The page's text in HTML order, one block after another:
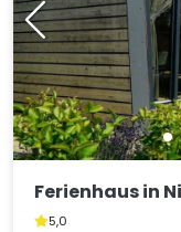
Ferienhaus in
5,0